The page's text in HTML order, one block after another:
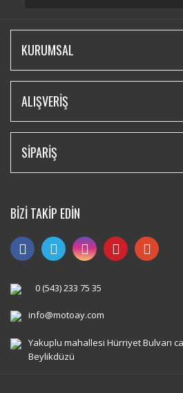
KURUMSAL
ALIŞVERİŞ
SİPARİŞ
BİZİ TAKİP EDİN
0 (543) 233 75 35
info@motoay.com
Yakuplu mahallesi Hürriyet Bulvarı
Beylikdüzü